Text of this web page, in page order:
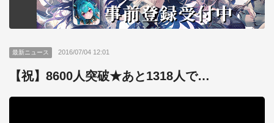
最新ニュース 2016/07/04 12:01
【祝】8600人突破★あと1318人で…